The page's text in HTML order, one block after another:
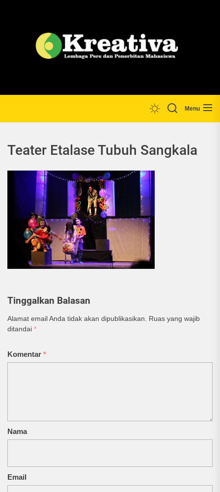
Menu
Teater Etalase Tubuh Sangkala
Tinggalkan Balasan
Alamat email Anda tidak akan dipublikasikan.
Ruas yang wajib
ditandai *
Komentar *
Nama
Email